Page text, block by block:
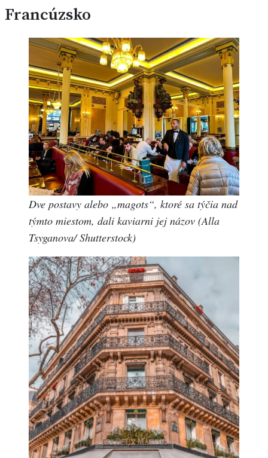
Francúzsko
Dve postavy alebo „magots“, ktoré sa týčia nad
týmto miestom, dali kaviarni jej názov (Alla
Tsyganova/ Shutterstock)